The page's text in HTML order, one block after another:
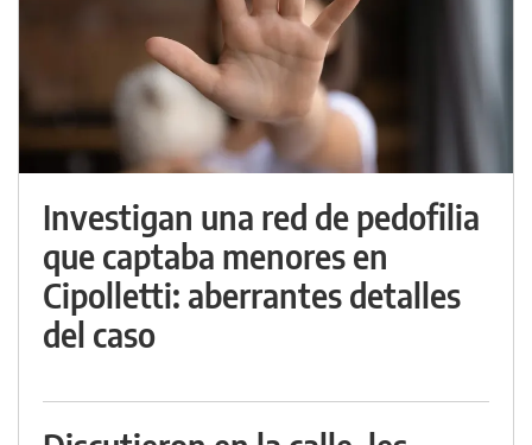
Investigan una red de pedofilia
que captaba menores en
Cipolletti: aberrantes detalles
del caso